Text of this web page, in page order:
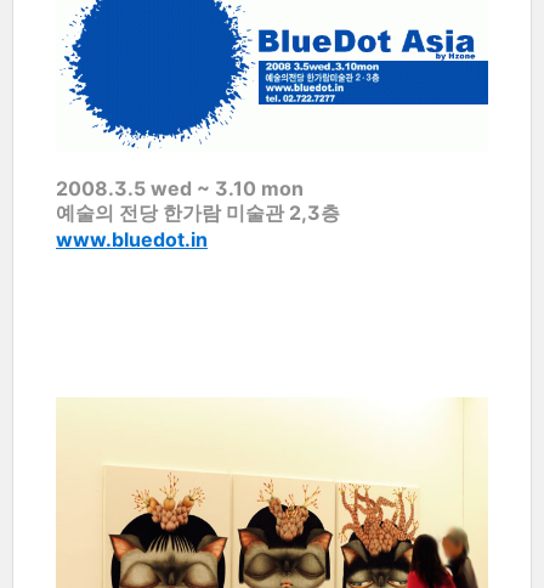
2008.3.5 wed ~ 3.10 mon
예술의 전당 한가람 미술관 2,3층
www.bluedot.in